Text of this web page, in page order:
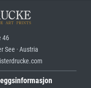
46
See · Austria